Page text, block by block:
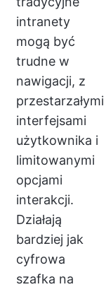
intranety
mogą być
trudne w
nawigacji, z
przestarzałymi
interfejsami
użytkownika i
limitowanymi
opcjami
interakcji.
Działają
bardziej jak
cyfrowa
szafka na